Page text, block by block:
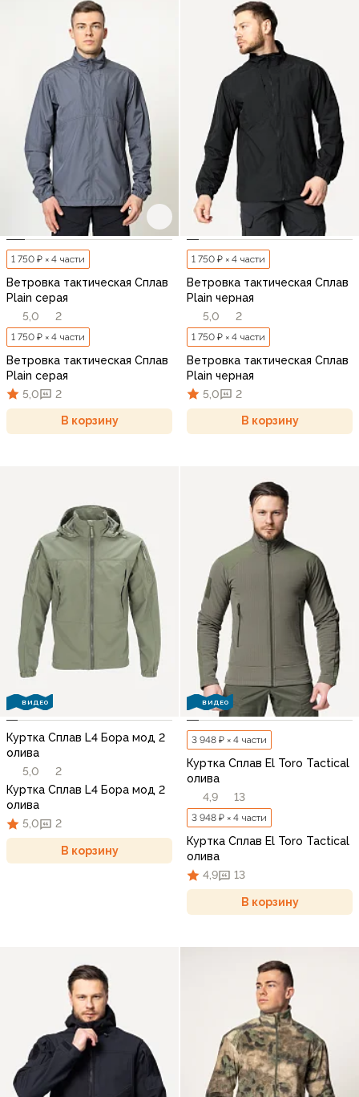
1 750 ₽ × 4 части
Ветровка тактическая Сплав
Plain серая
5,0
2
1 750 ₽ × 4 части
Ветровка тактическая Сплав
Plain серая
5,0
2
В корзину
1 750 ₽ × 4 части
Ветровка тактическая Сплав
Plain черная
5,0
2
1 750 ₽ × 4 части
Ветровка тактическая Сплав
Plain черная
5,0
2
В корзину
ВИДЕО
Куртка Сплав L4 Бора мод 2
олива
5,0
2
Куртка Сплав L4 Бора мод 2
олива
5,0
2
В корзину
ВИДЕО
3 948 ₽ × 4 части
Куртка Сплав El Toro Tactical
олива
4,9
13
3 948 ₽ × 4 части
Куртка Сплав El Toro Tactical
олива
4,9
13
В корзину